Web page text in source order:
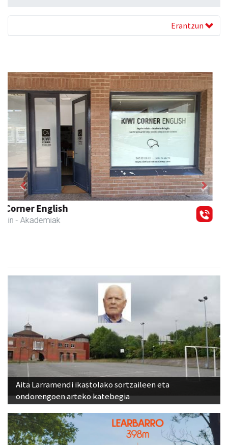
Erantzun
Kuttun kafetegia
Andoain - Gozotegiak
Previous Next
Aita Larramendi ikastolako sortzaileen eta
ondorengoen arteko katebegia